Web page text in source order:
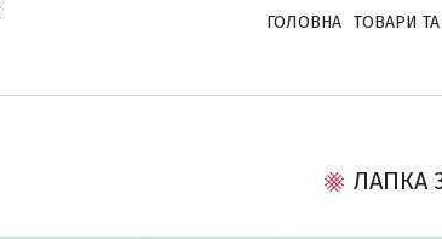
ГОЛОВНА ТОВАРИ
ЛАПКА